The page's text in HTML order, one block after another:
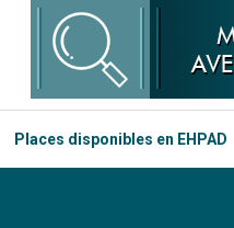
Places disponibles en EHPAD